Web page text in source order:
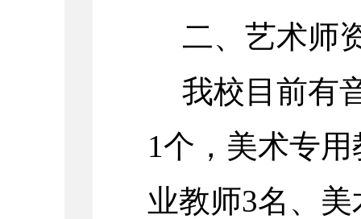
二、艺术师
我校目前有
1个，美术专
业教师3名、